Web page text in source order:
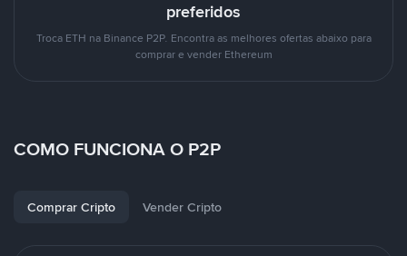
preferidos
Troca ETH na Binance P2P. Encontra as melhores ofertas abaixo para
comprar e vender Ethereum
COMO FUNCIONA O P2P
Comprar Cripto Vender Cripto